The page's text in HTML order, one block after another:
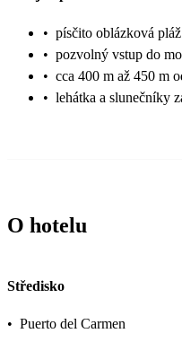
• písčito oblázková
• pozvolný vstup do
• cca 400 m až 450 m
• lehátka a slunečníky
O hotelu
Středisko
• Puerto del Carmen